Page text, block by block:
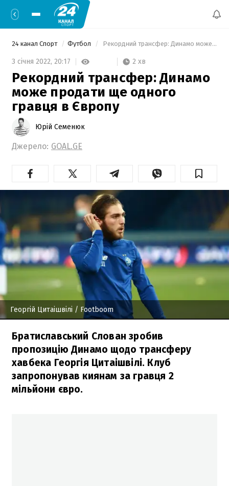
24 канал Спорт Футбол Рекордний трансфер: Динамо може продати ще одного гравця в Європу
3 січня 2022, 20:17 2 хв
Рекордний трансфер: Динамо
може продати ще одного
гравця в Європу
Юрій Семенюк
Джерело: GOAL.GE
Георгій Цитаішвілі / Footboom
Братиславський Слован зробив
пропозицію Динамо щодо трансферу
хавбека Георгія Цитаішвілі. Клуб
запропонував киянам за гравця 2
мільйони євро.